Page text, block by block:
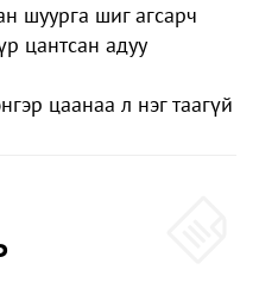
шуурга шиг агсарч
цантсан адуу
цаанаа л нэг таагүй